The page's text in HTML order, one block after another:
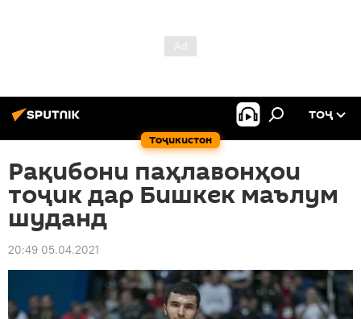
Тоҷикистон
ТОҶ
Рақибони паҳлавонҳои
тоҷик дар Бишкек маълум
шуданд
20:49 05.04.2021